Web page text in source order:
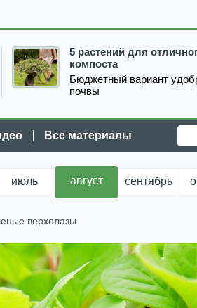
5 растений для
компоста
Бюджетный вариант
почвы
Все материалы
июль август сентябрь
верхолазы